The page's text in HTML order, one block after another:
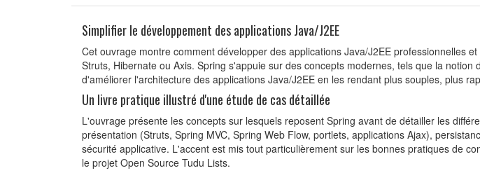
Simplifier le développement des applications Java/J2EE
Cet ouvrage montre comment développer des applications Java/J2EE professionnelles
Struts, Hibernate ou Axis. Spring s'appuie sur des concepts modernes, tels que la
d'améliorer l'architecture des applications Java/J2EE en les rendant plus souples, plus
Un livre pratique illustré d'une étude de cas détaillée
L'ouvrage présente les concepts sur lesquels reposent Spring avant de détailler les
présentation (Struts, Spring MVC, Spring Web Flow, portlets, applications Ajax),
sécurité applicative. L'accent est mis tout particulièrement sur les bonnes pratiques de
le projet Open Source Tudu Lists.